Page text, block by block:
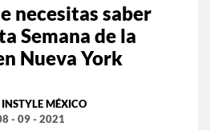
necesitas saber
Semana de la
Nueva York
INSTYLE MÉXICO
- 09 - 2021